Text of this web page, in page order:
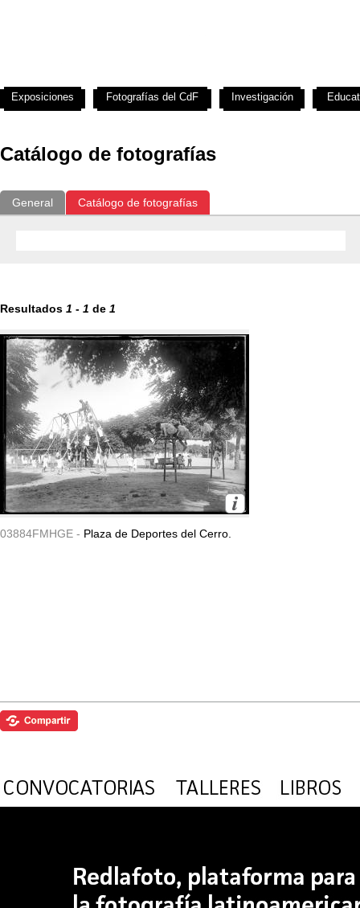
Catálogo de fotografías
General Catálogo de fotografías
Resultados 1 - 1 de 1
03884FMHGE - Plaza de Deportes del Cerro.
Exposiciones Fotografías del CdF Investigación